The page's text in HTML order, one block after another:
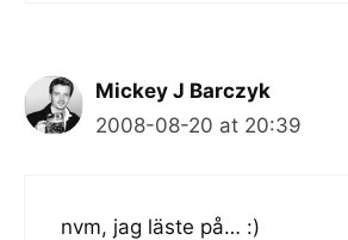
Mickey J Barczyk
2008-08-20 at 20:39
nvm, jag läste på… :)